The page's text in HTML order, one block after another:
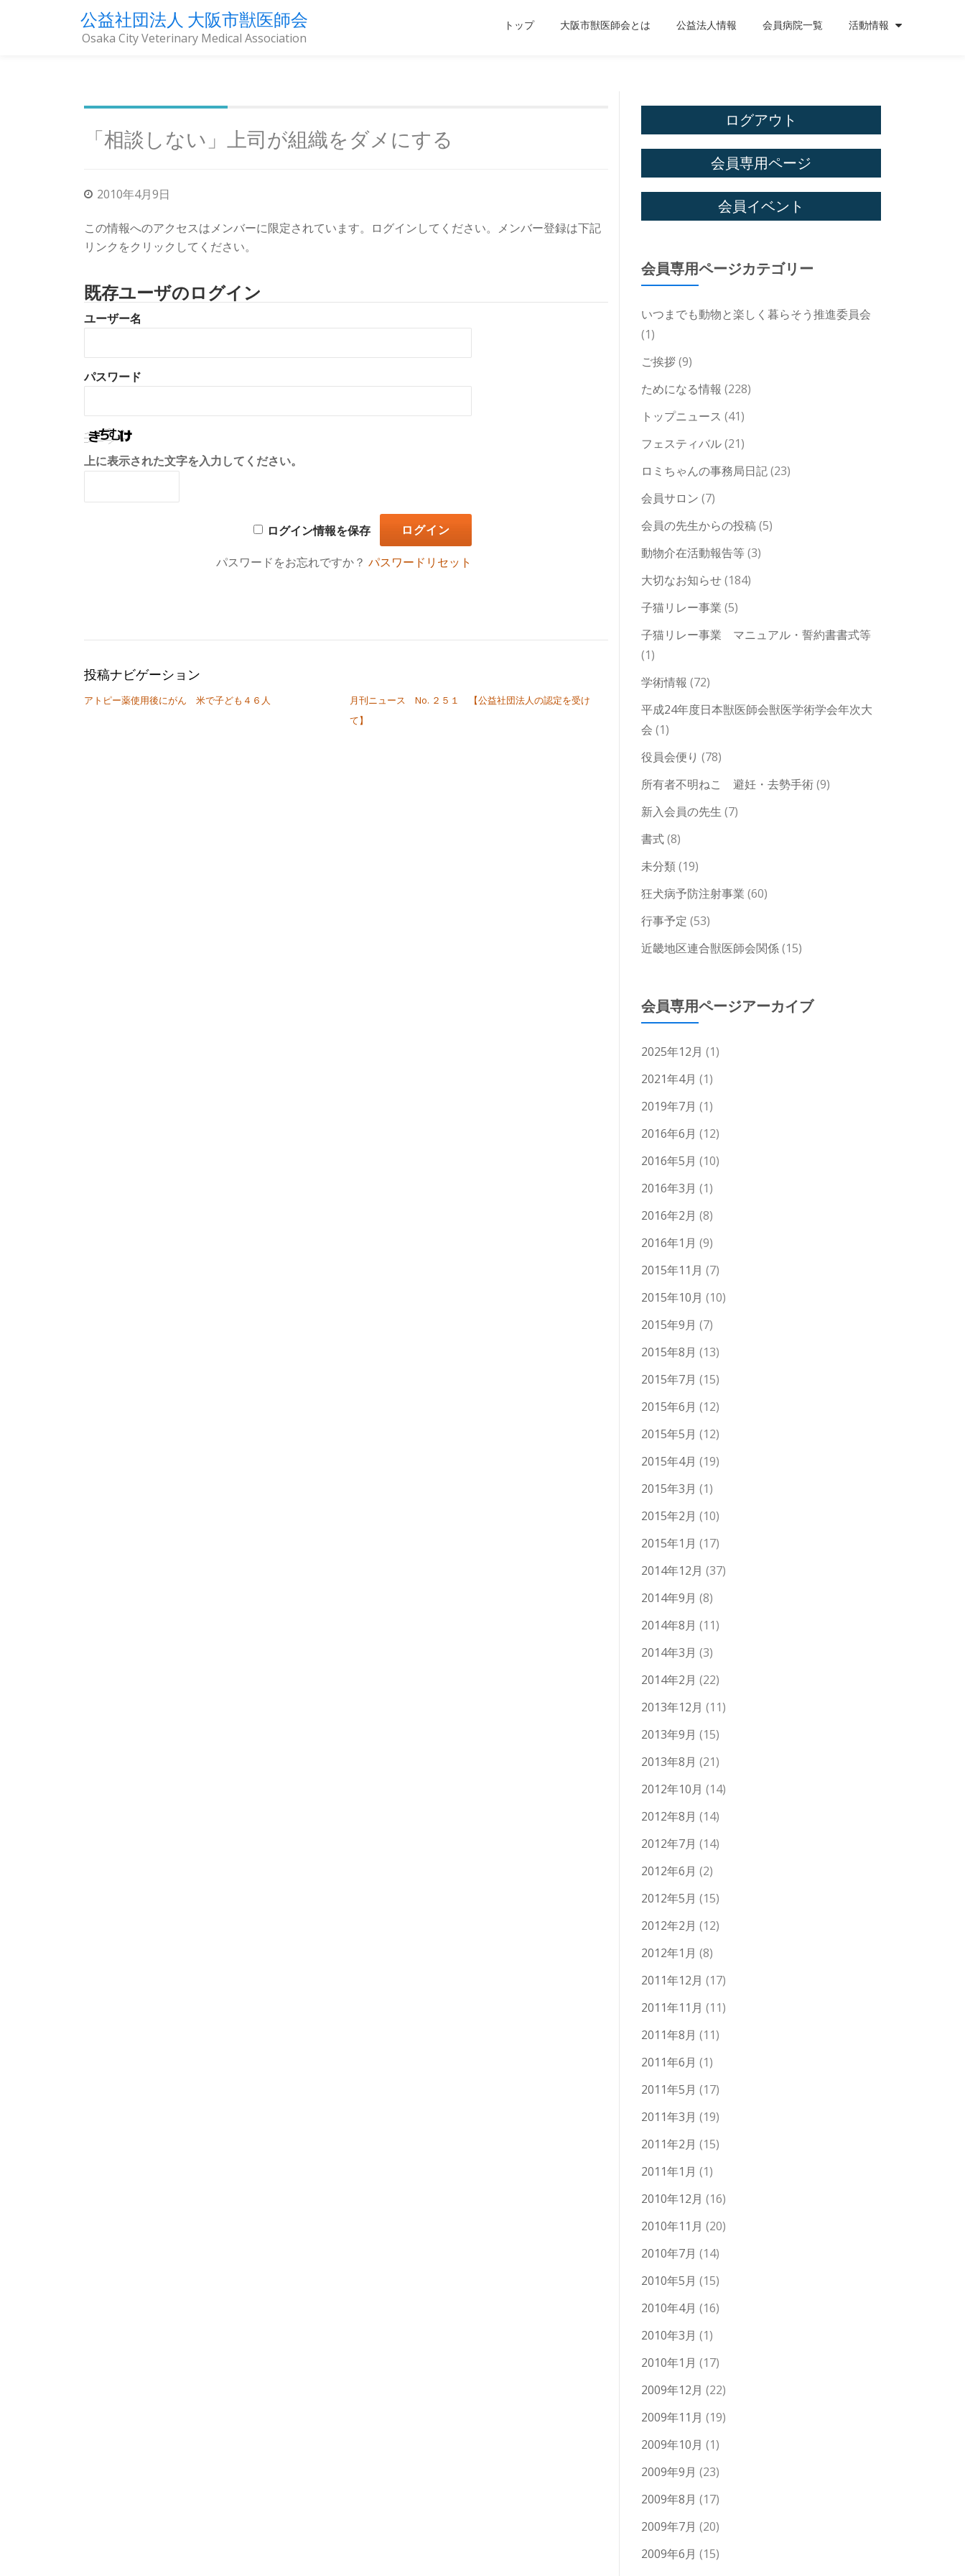
公益社団法人 大阪市獣医師会
Osaka City Veterinary Medical Association
トップ 大阪市獣医師会とは 公益法人情報 会員病院一覧 活動情報
「相談しない」上司が組織をダメにする
2010年4月9日
この情報へのアクセスはメンバーに限定されています。ログインしてください。メンバー登録は下記
リンクをクリックしてください。
既存ユーザのログイン
ユーザー名
パスワード
上に表示された文字を入力してください。
ログイン情報を保存
パスワードをお忘れですか？パスワードリセット
投稿ナビゲーション
アトピー薬使用後にがん 米で子ども４６人
月刊ニュース No. ２５１ 【公益社団法人の認定を受け
て】
ログアウト
会員専用ページ
会員イベント
会員専用ページカテゴリー
いつまでも動物と楽しく暮らそう推進委員会
(1)
ご挨拶(9)
ためになる情報 (228)
トップニュース (41)
フェスティバル(21)
ロミちゃんの事務局日記(23)
会員サロン (7)
会員の先生からの投稿(5)
動物介在活動報告等(3)
大切なお知らせ(184)
子猫リレー事業 (5)
子猫リレー事業 マニュアル・誓約書書式等
(1)
学術情報 (72)
平成24年度日本獣医師会獣医学術学会年次大
会 (1)
役員会便り (78)
所有者不明ねこ 避妊・去勢手術(9)
新入会員の先生 (7)
書式(8)
未分類(19)
狂犬病予防注射事業 (60)
行事予定 (53)
近畿地区連合獣医師会関係(15)
会員専用ページアーカイブ
2025年12月 (1)
2021年4月 (1)
2019年7月 (1)
2016年6月 (12)
2016年5月 (10)
2016年3月 (1)
2016年2月 (8)
2016年1月 (9)
2015年11月 (7)
2015年10月 (10)
2015年9月 (7)
2015年8月 (13)
2015年7月 (15)
2015年6月 (12)
2015年5月 (12)
2015年4月 (19)
2015年3月 (1)
2015年2月 (10)
2015年1月 (17)
2014年12月 (37)
2014年9月 (8)
2014年8月 (11)
2014年3月 (3)
2014年2月 (22)
2013年12月 (11)
2013年9月 (15)
2013年8月 (21)
2012年10月 (14)
2012年8月 (14)
2012年7月 (14)
2012年6月 (2)
2012年5月 (15)
2012年2月 (12)
2012年1月 (8)
2011年12月 (17)
2011年11月 (11)
2011年8月 (11)
2011年6月 (1)
2011年5月 (17)
2011年3月 (19)
2011年2月 (15)
2011年1月 (1)
2010年12月 (16)
2010年11月 (20)
2010年7月 (14)
2010年5月 (15)
2010年4月 (16)
2010年3月 (1)
2010年1月 (17)
2009年12月 (22)
2009年11月 (19)
2009年10月 (1)
2009年9月 (23)
2009年8月 (17)
2009年7月 (20)
2009年6月 (15)